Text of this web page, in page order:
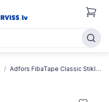
Adfors FibaTape Classic Stikla šķiedras sietlente, pašlīmējoša